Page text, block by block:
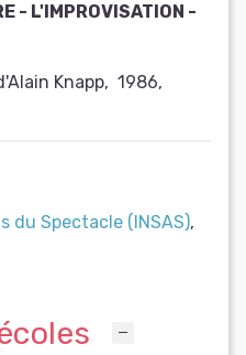
- L'IMPROVISATION -
Knapp, 1986,
du Spectacle (INSAS),